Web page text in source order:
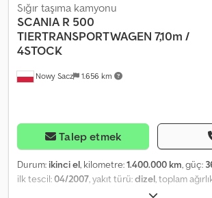
Nowy Sacz 1.656 km
Sığır taşıma kamyonu
SCANIA R 500
TIERTRANSPORTWAGEN 7,10m /
4STOCK
Talep etmek
Durum: ikinci el, kilometre:1.400.000 km, güç:
ilk tescil:04/2007, yakıt türü:dizel, toplam
beyaz